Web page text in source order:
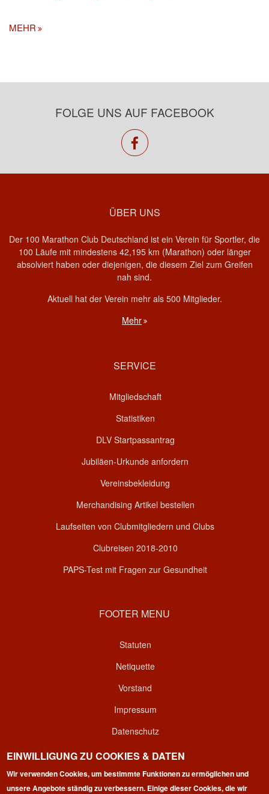
MEHR
FOLGE UNS AUF FACEBOOK
facebook
ÜBER UNS
Der 100 Marathon Club Deutschland ist ein Verein für Sportler, die
100 Läufe mit mindestens 42,195 km (Marathon) oder länger
absolviert haben oder diejenigen, die diesem Ziel zum Greifen
nah sind.
Aktuell hat der Verein mehr als 500 Mitglieder.
Mehr
SERVICE
Mitgliedschaft
Statistiken
DLV Startpassantrag
Jubiläen-Urkunde anfordern
Vereinsbekleidung
Merchandising Artikel bestellen
Laufseiten von Clubmitgliedern und Clubs
Clubreisen 2018-2010
PAPS-Test mit Fragen zur Gesundheit
FOOTER MENU
Statuten
Netiquette
Vorstand
Impressum
Datenschutz
Kontakt
Login
EINWILLIGUNG ZU COOKIES & DATEN
Wir verwenden Cookies, um bestimmte Funktionen zu ermöglichen und
unsere Angebote ständig zu verbessern. Einige dieser Cookies, die wir